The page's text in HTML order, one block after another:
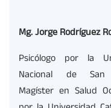
Mg. Jorge Rodríguez
Psicólogo por la
Nacional de San
Magíster en Salud